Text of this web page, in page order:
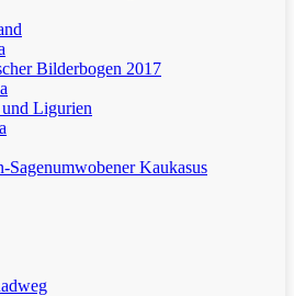
Bilderbogen 2017
Ligurien
Sagenumwobener Kaukasus